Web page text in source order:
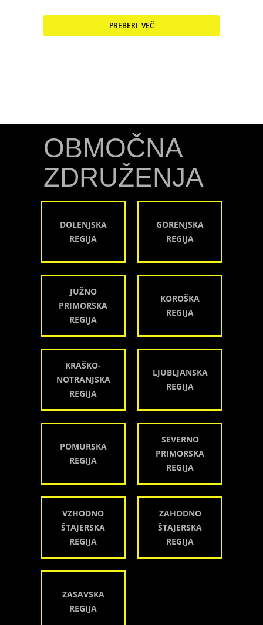
PREBERI VEČ
OBMOČNA
ZDRUŽENJA
DOLENJSKA
REGIJA
GORENJSKA
REGIJA
JUŽNO
PRIMORSKA
REGIJA
KOROŠKA
REGIJA
KRAŠKO-
NOTRANJSKA
REGIJA
LJUBLJANSKA
REGIJA
POMURSKA
REGIJA
SEVERNO
PRIMORSKA
REGIJA
VZHODNO
ŠTAJERSKA
REGIJA
ZAHODNO
ŠTAJERSKA
REGIJA
ZASAVSKA
REGIJA